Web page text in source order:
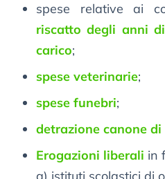
spese relative ai
riscatto degli anni
carico;
spese veterinarie;
spese funebri;
detrazione canone
Erogazioni liberali in